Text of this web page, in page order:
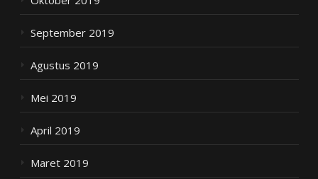
September 2019
Agustus 2019
Mei 2019
April 2019
Maret 2019